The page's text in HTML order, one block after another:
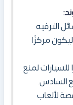
الترفيه
مركزًا
للسيارات لمنع
السادس.
لألعاب